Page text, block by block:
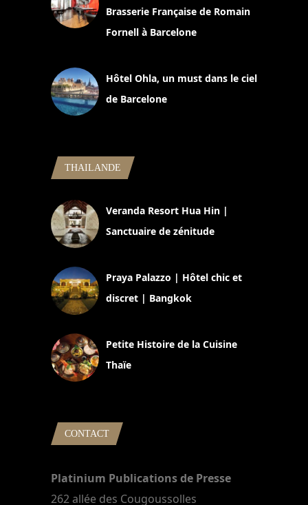
Brasserie Française de Romain
Fornell à Barcelone
Hôtel Ohla, un must dans le ciel
de Barcelone
THAILANDE
Veranda Resort Hua Hin |
Sanctuaire de zénitude
Praya Palazzo | Hôtel chic et
discret | Bangkok
Petite Histoire de la Cuisine
Thaïe
CONTACT
Platinium Publications de Presse
262 allée des Cougoussolles